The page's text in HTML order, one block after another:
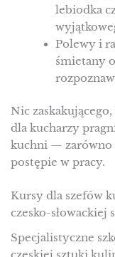
lebiodka
Polewy i
śmietany
Nic
dla kucharzy
kuchni — zarówno
postępie w pracy.
Kursy dla szefów
czesko-słowackiej
Specjalistyczne